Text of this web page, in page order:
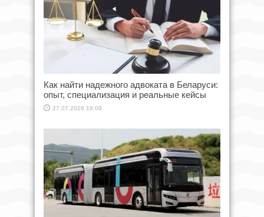
Как найти надежного адвоката в Беларуси:
опыт, специализация и реальные кейсы
27.07.2026 18:09